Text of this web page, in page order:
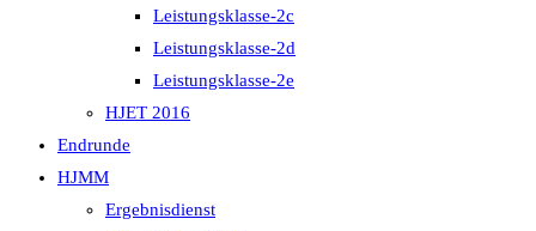
Leistungsklasse-2c
Leistungsklasse-2d
Leistungsklasse-2e
HJET 2016
Endrunde
HJMM
Ergebnisdienst